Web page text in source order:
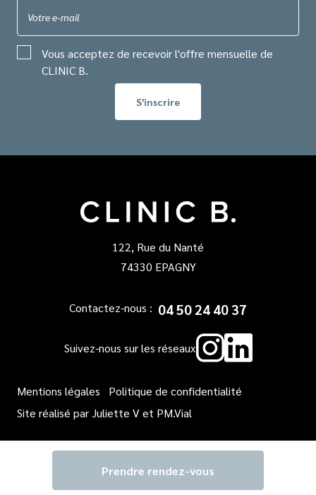
Votre e-mail
Vous acceptez de recevoir l'offre mensuelle de
CLINIC B.
122, Rue du Nanté
74330 EPAGNY
Contactez-nous : 04 50 24 40 37
Suivez-nous sur les réseaux
Mentions légales
Politique de confidentialité
Site réalisé parJuliette Vet PM.Vial
Prendre rendez-vous